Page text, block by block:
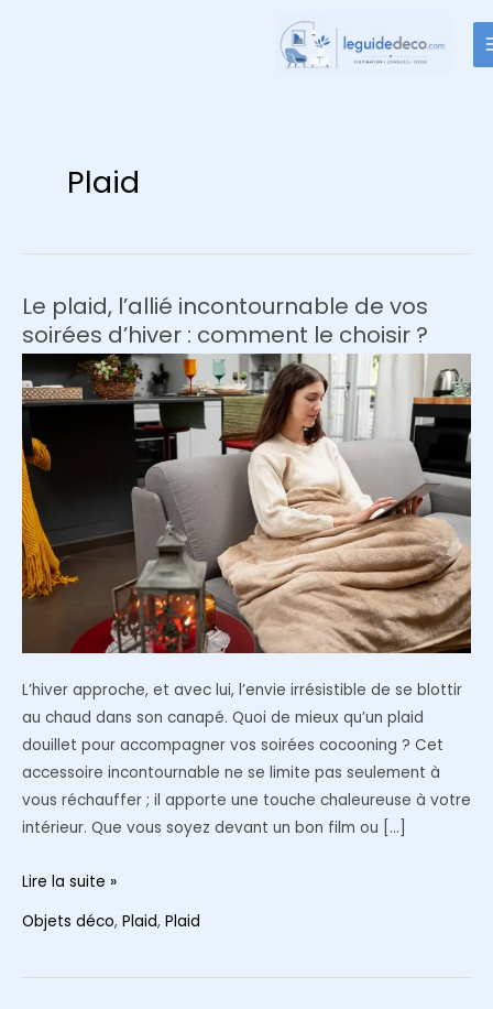
Plaid
Le plaid, l’allié incontournable de vos
soirées d’hiver : comment le choisir ?
L’hiver approche, et avec lui, l’envie irrésistible de se blottir
au chaud dans son canapé. Quoi de mieux qu’un plaid
douillet pour accompagner vos soirées cocooning ? Cet
accessoire incontournable ne se limite pas seulement à
vous réchauffer ; il apporte une touche chaleureuse à votre
intérieur. Que vous soyez devant un bon film ou […]
Le
l’allié
Lire la suite »
Objets déco, Plaid, Plaid